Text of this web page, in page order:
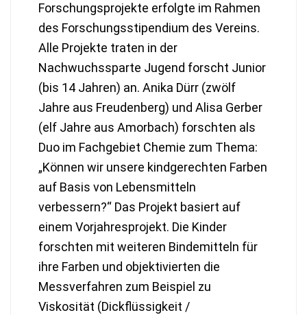
Forschungsprojekte erfolgte im Rahmen
des Forschungsstipendium des Vereins.
Alle Projekte traten in der
Nachwuchssparte Jugend forscht Junior
(bis 14 Jahren) an. Anika Dürr (zwölf
Jahre aus Freudenberg) und Alisa Gerber
(elf Jahre aus Amorbach) forschten als
Duo im Fachgebiet Chemie zum Thema:
„Können wir unsere kindgerechten Farben
auf Basis von Lebensmitteln
verbessern?“ Das Projekt basiert auf
einem Vorjahresprojekt. Die Kinder
forschten mit weiteren Bindemitteln für
ihre Farben und objektivierten die
Messverfahren zum Beispiel zu
Viskosität (Dickflüssigkeit /